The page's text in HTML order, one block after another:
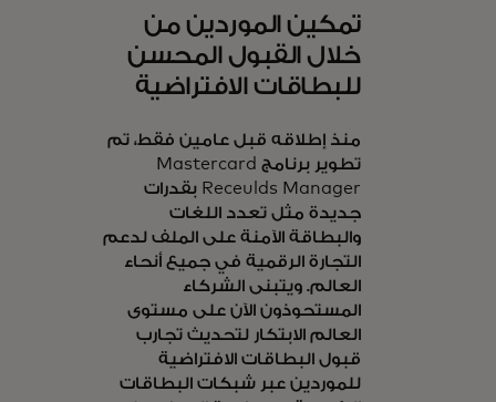
تمكين الموردين من
خلال القبول المحسن
للبطاقات الافتراضية
منذ إطلاقه قبل عامين فقط، تم
تطوير برنامج Mastercard
Receulds Manager بقدرات
جديدة مثل تعدد اللغات
والبطاقة الآمنة على الملف لدعم
التجارة الرقمية في جميع أنحاء
العالم. ويتبنى الشركاء
المستحوذون الآن على مستوى
العالم الابتكار لتحديث تجارب
قبول البطاقات الافتراضية
للموردين عبر شبكات البطاقات